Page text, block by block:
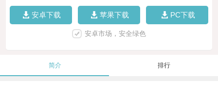
安卓下载 苹果下载 PC下载
安卓市场，安全绿色
简介 排行